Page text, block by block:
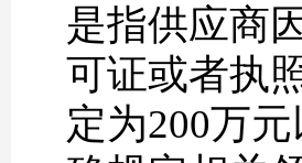
是指供应商
可证或者执
定为200万